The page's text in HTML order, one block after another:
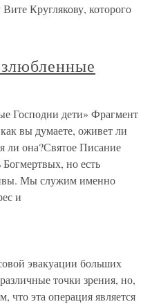
Круглякову, которого
Господни дети» Фрагмент
вы думаете, оживет ли
ли она?Святое Писание
но есть
Мы служим именно
и
эвакуации больших
точки зрения, но,
что эта операция является